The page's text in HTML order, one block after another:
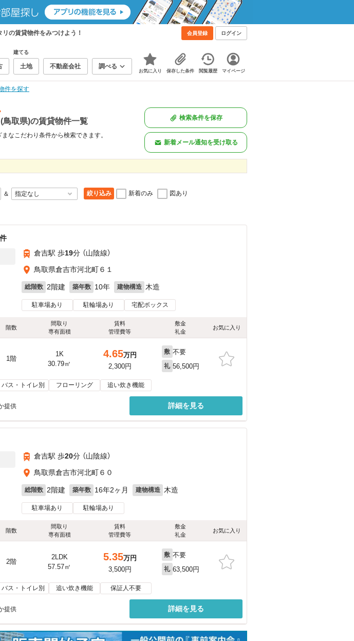
の賃貸物件をみつけよう！ 会員登録 ログイン
建てる
土地 不動産会社 調べる
お気に入り 保存した条件 閲覧履歴 マイページ
件を探す
(鳥取県)の賃貸物件一覧
なこだわり条件から検索できます。
検索条件を保存
新着メール通知を受け取る
＆ 絞り込み 新着のみ 図あり
倉吉駅 歩19分 （山陰線）
鳥取県倉吉市河北町６１
総階数 2階建 築年数 10年 建物構造 木造
駐車場あり 駐輪場あり 宅配ボックス
階数
間取り
専有面積
賃料
管理費等
敷金
礼金
お気に入り
1階
1K
30.79㎡
4.65万円
2,300円
敷 不要
礼 56,500円
バス・トイレ別 フローリング 追い炊き機能
提供 詳細を見る
倉吉駅 歩20分 （山陰線）
鳥取県倉吉市河北町６０
総階数 2階建 築年数 16年2ヶ月 建物構造 木造
駐車場あり 駐輪場あり
階数
間取り
専有面積
賃料
管理費等
敷金
礼金
お気に入り
2階
2LDK
57.57㎡
5.35万円
3,500円
敷 不要
礼 63,500円
バス・トイレ別 追い炊き機能 保証人不要
提供 詳細を見る